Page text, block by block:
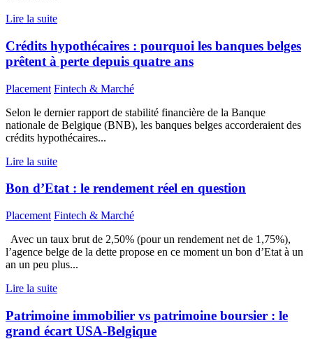
Lire la suite
Crédits hypothécaires : pourquoi les banques belges
prêtent à perte depuis quatre ans
Placement Fintech & Marché
Selon le dernier rapport de stabilité financière de la Banque
nationale de Belgique (BNB), les banques belges accorderaient des
crédits hypothécaires...
Lire la suite
Bon d’Etat : le rendement réel en question
Placement Fintech & Marché
Avec un taux brut de 2,50% (pour un rendement net de 1,75%),
l’agence belge de la dette propose en ce moment un bon d’Etat à un
an un peu plus...
Lire la suite
Patrimoine immobilier vs patrimoine boursier : le
grand écart USA-Belgique